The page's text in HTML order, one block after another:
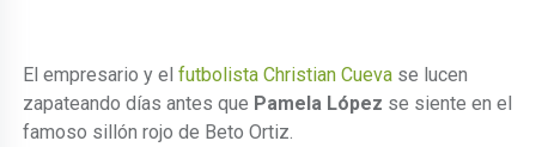
El empresario y elfutbolista Christian Cueva se lucen
zapateando días antes que Pamela López se siente en el
famoso sillón rojo de Beto Ortiz.